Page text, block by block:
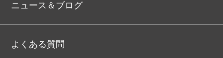
ニュース＆ブログ
よくある質問